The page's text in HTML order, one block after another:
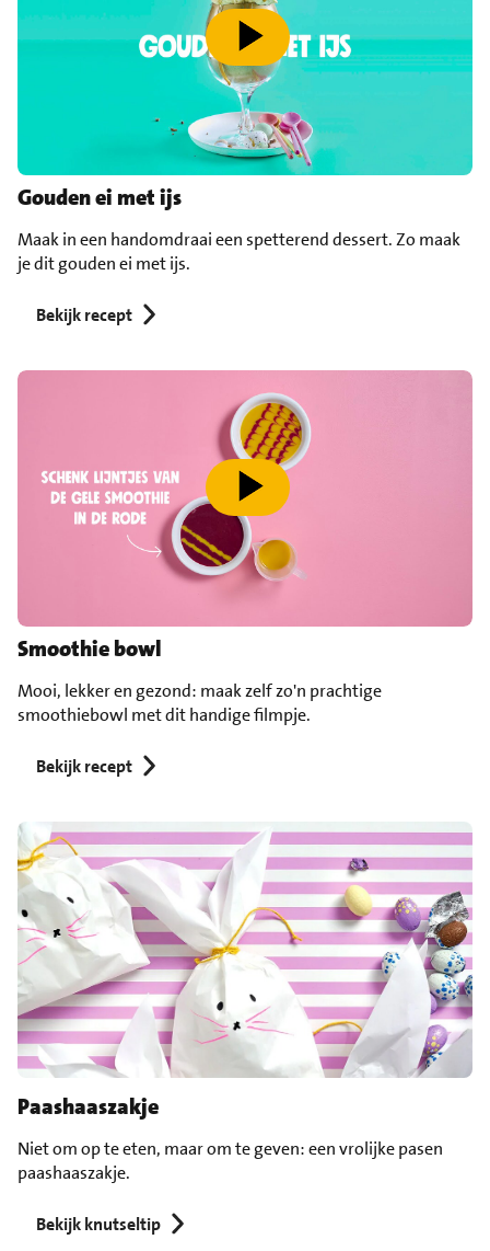
speel video af
Gouden ei met ijs
Maak in een handomdraai een spetterend dessert. Zo maak
je dit gouden ei met ijs.
Bekijk recept
speel video af
Smoothie bowl
Mooi, lekker en gezond: maak zelf zo'n prachtige
smoothiebowl met dit handige filmpje.
Bekijk recept
Paashaaszakje
Niet om op te eten, maar om te geven: een vrolijke pasen
paashaaszakje.
Bekijk knutseltip